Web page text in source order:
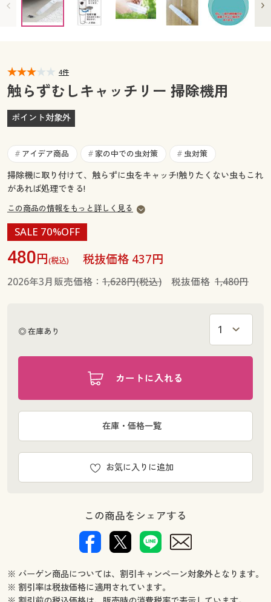
カタログ無料プレゼント
マイページ
閲覧履歴
お気に入り
サポート
ご利用ガイド
よくある質問とお問い合わせ
会員メニュー
閲覧履歴
お気に入り
ご利用ガイド
よくある質問とお問い合わせ
4件
触らずむしキャッチリー 掃除機用
ポイント対象外
# アイデア商品 # 家の中での虫対策 # 虫対策
掃除機に取り付けて、触らずに虫をキャッチ!触りたくない虫もこれ
があれば処理できる!
この商品の情報をもっと詳しく見る
SALE 70%OFF
480円(税込) 税抜価格 437円
2026年3月販売価格： 1,628円(税込)税抜価格 1,480円
◎ 在庫あり
カートに入れる
お気に入りに追加
在庫・価格一覧
この商品をシェアする
※ バーゲン商品については、割引キャンペーン対象外となります。
※ 割引率は税抜価格に適用されています。